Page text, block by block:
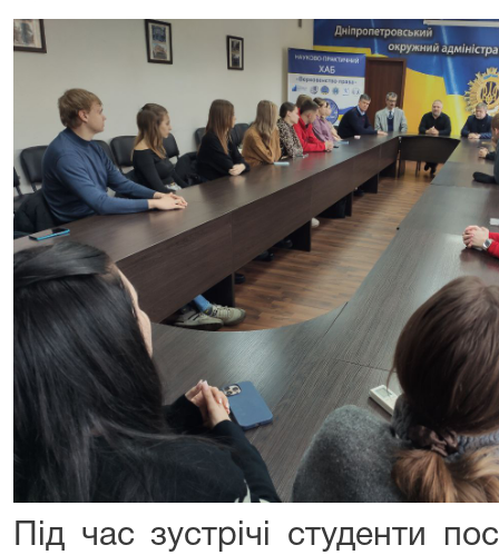
Під час зустрічі студенти